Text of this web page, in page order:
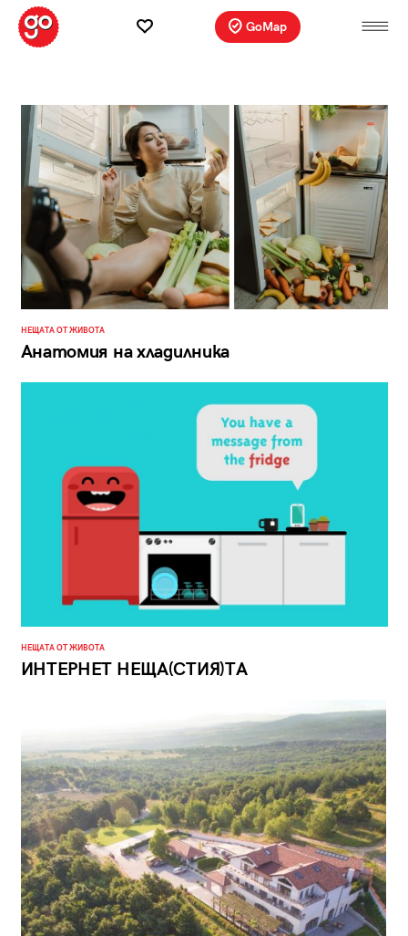
GoMap
НЕЩАТА ОТ ЖИВОТА
Анатомия на хладилника
НЕЩАТА ОТ ЖИВОТА
ИНТЕРНЕТ НЕЩА(СТИЯ)ТА